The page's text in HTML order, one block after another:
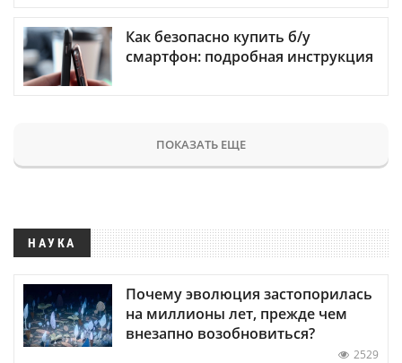
Как безопасно купить б/у
смартфон: подробная инструкция
ПОКАЗАТЬ ЕЩЕ
НАУКА
Почему эволюция застопорилась
на миллионы лет, прежде чем
внезапно возобновиться?
2529